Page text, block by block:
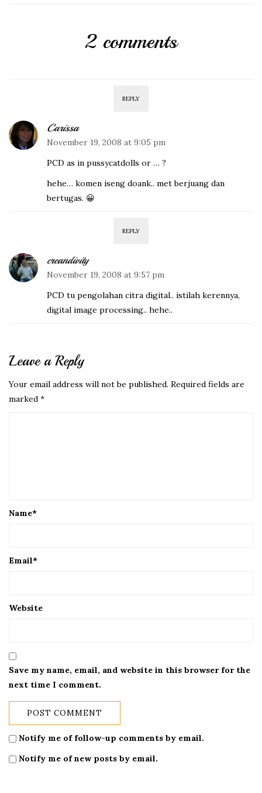
2 comments
REPLY
Carissa
November 19, 2008 at 9:05 pm
PCD as in pussycatdolls or … ?
hehe… komen iseng doank.. met berjuang dan
bertugas. 😀
REPLY
creandivity
November 19, 2008 at 9:57 pm
PCD tu pengolahan citra digital.. istilah kerennya,
digital image processing.. hehe..
Leave a Reply
Your email address will not be published. Required fields are
marked *
Name*
Email*
Website
Save my name, email, and website in this browser for the
next time I comment.
Notify me of follow-up comments by email.
Notify me of new posts by email.